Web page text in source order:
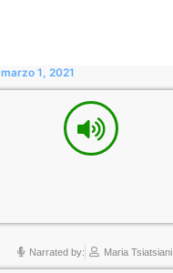
marzo 1, 2021
Narrated by: Maria Tsiatsiani